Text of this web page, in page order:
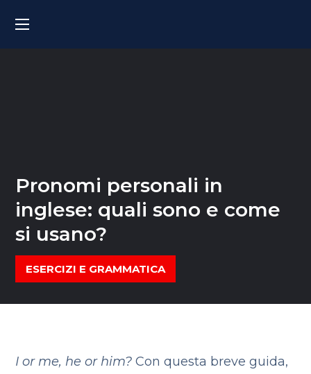
Pronomi personali in
inglese: quali sono e come
si usano?
ESERCIZI E GRAMMATICA
I or me, he or him? Con questa breve guida,